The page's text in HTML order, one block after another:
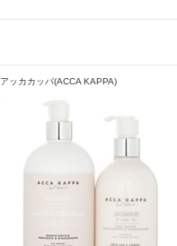
アッカカッパ(ACCA KAPPA)